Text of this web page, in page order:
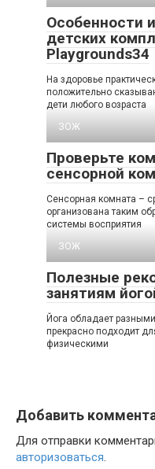
Особенности
детских
Playgrounds34
На здоровье
положительно
дети любого возраста
ЗОЖ
Проверьте
сенсорной
Сенсорная комната –
организована таким
системы восприятия
ЗОЖ
Полезные
занятиям
Йога обладает
прекрасно подходит
физическими
Добавить
Для отправки
авторизоваться